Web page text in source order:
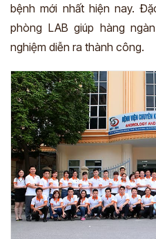
bệnh mới nhất hiện nay.
phòng LAB giúp hàng
nghiệm diễn ra thành công.